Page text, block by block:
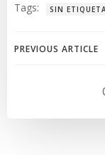
Tags: SIN ETIQUETA
las
PREVIOUS ARTICLE